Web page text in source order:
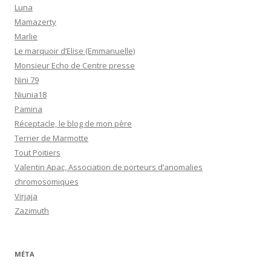
Luna
Mamazerty
Marlie
Le marquoir d’Elise (Emmanuelle)
Monsieur Echo de Centre presse
Nini 79
Niunia18
Pamina
Réceptacle, le blog de mon père
Terrier de Marmotte
Tout Poitiers
Valentin Apac, Association de porteurs d’anomalies
chromosomiques
Virjaja
Zazimuth
MÉTA